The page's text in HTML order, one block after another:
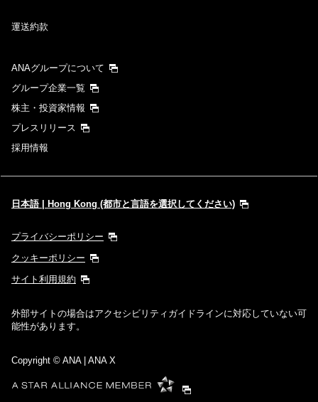
運送約款
ANAグループについて
グループ企業一覧
株主・投資家情報
プレスリリース
採用情報
日本語 | Hong Kong (都市と言語を選択してください)
プライバシーポリシー
クッキーポリシー
サイト利用規約
外部サイトの場合はアクセシビリティガイドラインに対応していない可
能性があります。
Copyright © ANA | ANA X